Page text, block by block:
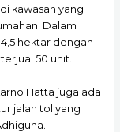
kawasan yang
Dalam
hektar dengan
50 unit.
Hatta juga ada
jalan tol yang